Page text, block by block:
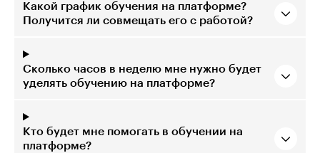
Какой график обучения на платформе?
Получится ли совмещать его с работой?
Сколько часов в неделю мне нужно будет
уделять обучению на платформе?
Кто будет мне помогать в обучении на
платформе?